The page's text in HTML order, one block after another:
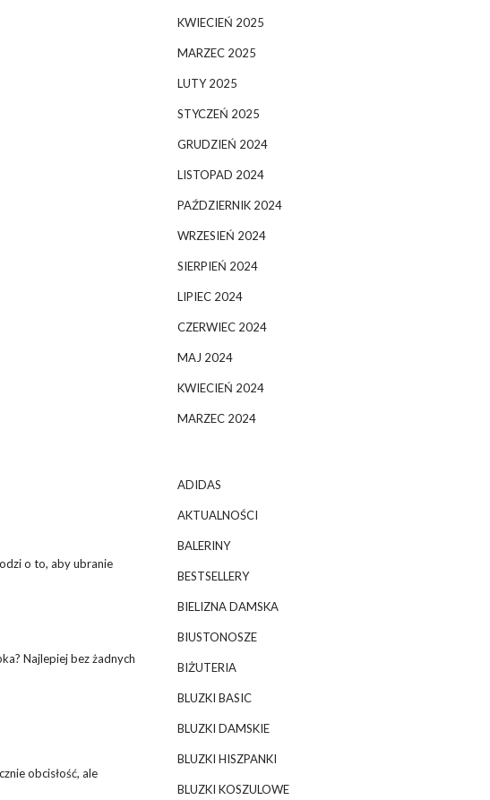
o to, aby ubranie
Najlepiej bez żadnych
obcisłość, ale
KWIECIEŃ 2025
MARZEC 2025
LUTY 2025
STYCZEŃ 2025
GRUDZIEŃ 2024
LISTOPAD 2024
PAŹDZIERNIK 2024
WRZESIEŃ 2024
SIERPIEŃ 2024
LIPIEC 2024
CZERWIEC 2024
MAJ 2024
KWIECIEŃ 2024
MARZEC 2024
ADIDAS
AKTUALNOŚCI
BALERINY
BESTSELLERY
BIELIZNA DAMSKA
BIUSTONOSZE
BIŻUTERIA
BLUZKI BASIC
BLUZKI DAMSKIE
BLUZKI HISZPANKI
BLUZKI KOSZULOWE